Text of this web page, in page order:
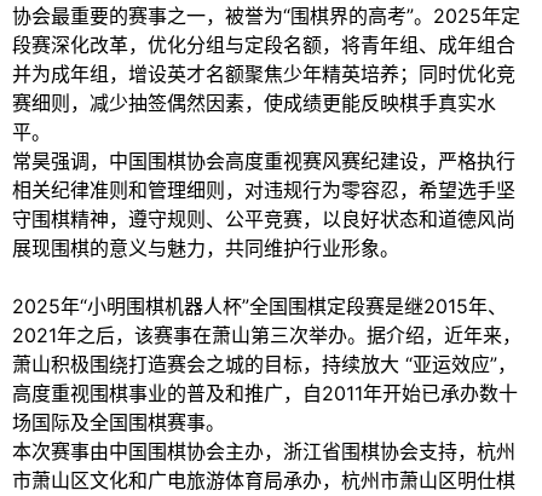
协会最重要的赛事之一，被誉为“围棋界的高考”。2025年定
段赛深化改革，优化分组与定段名额，将青年组、成年组合
并为成年组，增设英才名额聚焦少年精英培养；同时优化竞
赛细则，减少抽签偶然因素，使成绩更能反映棋手真实水
平。
常昊强调，中国围棋协会高度重视赛风赛纪建设，严格执行
相关纪律准则和管理细则，对违规行为零容忍，希望选手坚
守围棋精神，遵守规则、公平竞赛，以良好状态和道德风尚
展现围棋的意义与魅力，共同维护行业形象。
2025年“小明围棋机器人杯”全国围棋定段赛是继2015年、
2021年之后，该赛事在萧山第三次举办。据介绍，近年来，
萧山积极围绕打造赛会之城的目标，持续放大 “亚运效应”，
高度重视围棋事业的普及和推广，自2011年开始已承办数十
场国际及全国围棋赛事。
本次赛事由中国围棋协会主办，浙江省围棋协会支持，杭州
市萧山区文化和广电旅游体育局承办，杭州市萧山区明仕棋